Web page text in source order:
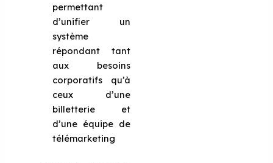
permettant
d’unifier un
système
répondant tant
aux besoins
corporatifs qu’à
ceux d’une
billetterie et
d’une équipe de
télémarketing